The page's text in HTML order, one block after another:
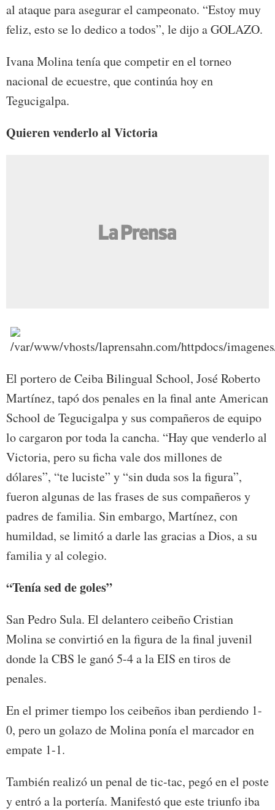
al ataque para asegurar el campeonato. “Estoy muy
feliz, esto se lo dedico a todos”, le dijo a GOLAZO.
Ivana Molina tenía que competir en el torneo
nacional de ecuestre, que continúa hoy en
Tegucigalpa.
Quieren venderlo al Victoria
El portero de Ceiba Bilingual School, José Roberto
Martínez, tapó dos penales en la final ante American
School de Tegucigalpa y sus compañeros de equipo
lo cargaron por toda la cancha. “Hay que venderlo al
Victoria, pero su ficha vale dos millones de
dólares”, “te luciste” y “sin duda sos la figura”,
fueron algunas de las frases de sus compañeros y
padres de familia. Sin embargo, Martínez, con
humildad, se limitó a darle las gracias a Dios, a su
familia y al colegio.
“Tenía sed de goles”
San Pedro Sula. El delantero ceibeño Cristian
Molina se convirtió en la figura de la final juvenil
donde la CBS le ganó 5-4 a la EIS en tiros de
penales.
En el primer tiempo los ceibeños iban perdiendo 1-
0, pero un golazo de Molina ponía el marcador en
empate 1-1.
También realizó un penal de tic-tac, pegó en el poste
y entró a la portería. Manifestó que este triunfo iba